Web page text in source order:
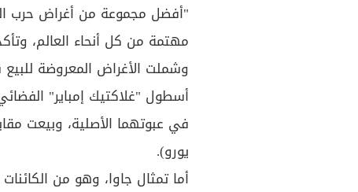
"أفضل مجموعة من أغراض حرب
مهتمة من كل أنحاء العالم،
وشملت الأغراض المعروضة
أسطول "غلاكتيك إمباير"
يورو).
أما تمثال جاوا، وهو من